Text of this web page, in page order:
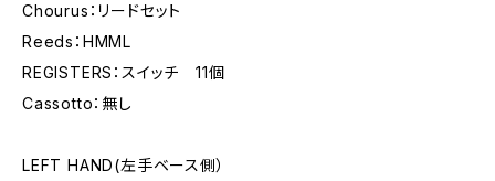
Chourus：リードセット
Reeds：HMML
REGISTERS：スイッチ 11個
Cassotto：無し
LEFT HAND(左手ベース側）